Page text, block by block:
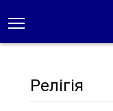
Релігія